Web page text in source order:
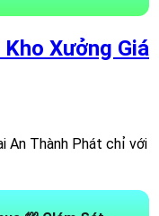
Xưởng Giá
An Thành Phát chỉ với